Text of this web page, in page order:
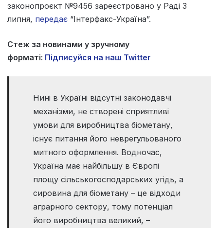
законопроєкт №9456 зареєстровано у Раді 3
липня, передає “Інтерфакс-Україна”.
Стеж за новинами у зручному
форматі: Підписуйся на наш Twitter
Нині в Україні відсутні законодавчі
механізми, не створені сприятливі
умови для виробництва біометану,
існує питання його неврегульованого
митного оформлення. Водночас,
Україна має найбільшу в Європі
площу сільськогосподарських угідь, а
сировина для біометану – це відходи
аграрного сектору, тому потенціал
його виробництва великий, –